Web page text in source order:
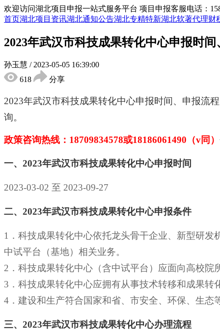
欢迎访问湖北项目申报一站式服务平台 项目申报客服电话：
首页湖北项目资讯湖北通知公告湖北专精特新湖北软著代理财
2023年武汉市科技成果转化中心申报时
孙玉慧 / 2023-05-05 16:39:00
618
分享
2023年武汉市科技成果转化中心申报时间、申报流
询。
政策咨询热线： 18709834578或18186061490 （v同）
一、 2023年武汉市科技成果转化中心申报时间
2023-03-02 至 2023-09-27
二、 2023年武汉市科技成果转化中心申报条件
1．科技成果转化中心依托龙头骨干企业、新型研
中试平台（基地）相关业务。
2．科技成果转化中心（含中试平台）应面向高校
3．科技成果转化中心应拥有从事技术转移和成果
4．建设和生产符合国家和省、市安全、环保、生
三、 2023年武汉市科技成果转化中心办理流程